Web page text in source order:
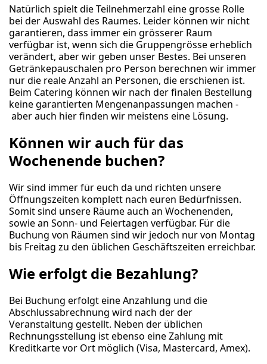
Natürlich spielt die Teilnehmerzahl eine grosse Rolle
bei der Auswahl des Raumes. Leider können wir nicht
garantieren, dass immer ein grösserer Raum
verfügbar ist, wenn sich die Gruppengrösse erheblich
verändert, aber wir geben unser Bestes. Bei unseren
Getränkepauschalen pro Person berechnen wir immer
nur die reale Anzahl an Personen, die erschienen ist.
Beim Catering können wir nach der finalen Bestellung
keine garantierten Mengenanpassungen machen -
aber auch hier finden wir meistens eine Lösung.
Können wir auch für das
Wochenende buchen?
Wir sind immer für euch da und richten unsere
Öffnungszeiten komplett nach euren Bedürfnissen.
Somit sind unsere Räume auch an Wochenenden,
sowie an Sonn- und Feiertagen verfügbar. Für die
Buchung von Räumen sind wir jedoch nur von Montag
bis Freitag zu den üblichen Geschäftszeiten erreichbar.
Wie erfolgt die Bezahlung?
Bei Buchung erfolgt eine Anzahlung und die
Abschlussabrechnung wird nach der der
Veranstaltung gestellt. Neben der üblichen
Rechnungsstellung ist ebenso eine Zahlung mit
Kreditkarte vor Ort möglich (Visa, Mastercard, Amex).